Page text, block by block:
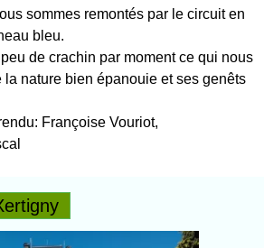
sommes remontés par le circuit en
bleu.
de crachin par moment ce qui nous
la nature bien épanouie et ses genêts
Françoise Vouriot,